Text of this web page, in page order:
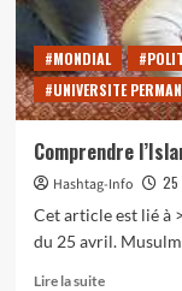
îles
–
Conférence
de
le
#MONDIAL
#UNIVERSITE
Comprendre
Hashtag-Info
25
Cet article est lié à
du 25 avril.
Lire la suiteEn